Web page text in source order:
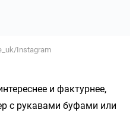
Instagram
и фактурнее,
с рукавами буфами или